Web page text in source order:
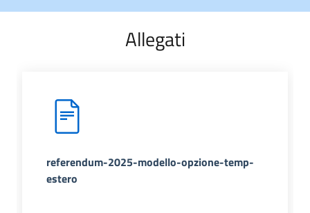
Allegati
referendum-2025-modello-opzione-temp-
estero